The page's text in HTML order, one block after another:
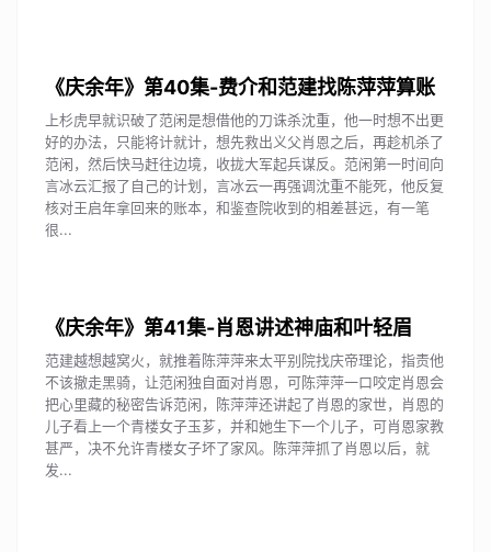
《庆余年》第40集-费介和范建找陈萍萍算账
上杉虎早就识破了范闲是想借他的刀诛杀沈重，他一时想不出更
好的办法，只能将计就计，想先救出义父肖恩之后，再趁机杀了
范闲，然后快马赶往边境，收拢大军起兵谋反。范闲第一时间向
言冰云汇报了自己的计划，言冰云一再强调沈重不能死，他反复
核对王启年拿回来的账本，和鉴查院收到的相差甚远，有一笔
很...
《庆余年》第41集-肖恩讲述神庙和叶轻眉
范建越想越窝火，就推着陈萍萍来太平别院找庆帝理论，指责他
不该撤走黑骑，让范闲独自面对肖恩，可陈萍萍一口咬定肖恩会
把心里藏的秘密告诉范闲，陈萍萍还讲起了肖恩的家世，肖恩的
儿子看上一个青楼女子玉芗，并和她生下一个儿子，可肖恩家教
甚严，决不允许青楼女子坏了家风。陈萍萍抓了肖恩以后，就
发...